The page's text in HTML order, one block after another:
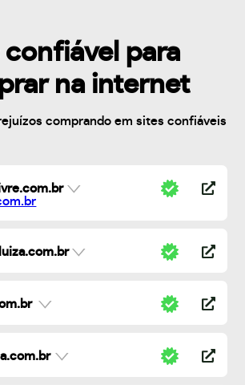
confiável para
na internet
comprando em sites confiáveis